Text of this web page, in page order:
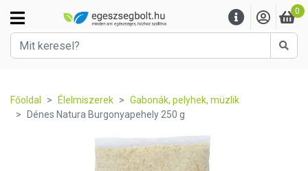
0
Főoldal Élelmiszerek
Gabonák, pelyhek, müzlik
Dénes Natura Burgonyapehely 250 g